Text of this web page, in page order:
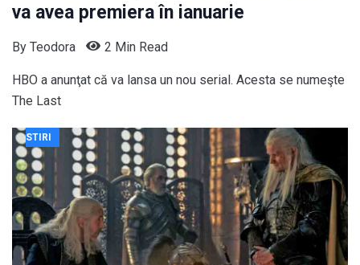
va avea premiera în ianuarie
By Teodora 2 Min Read
HBO a anunţat că va lansa un nou serial. Acesta se numeşte
The Last
STIRI